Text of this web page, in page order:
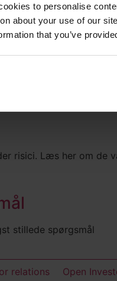
to personalise
about your use of our
that you’ve
og i netbanker kan
risici. Læs her om de
stillede spørgsmål
relations
Open